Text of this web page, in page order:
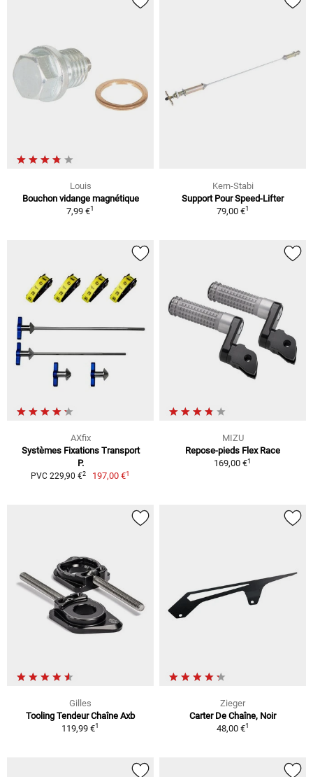
Louis
Bouchon vidange magnétique
7,99 €1
Kern-Stabi
Support Pour Speed-Lifter
79,00 €1
AXfix
Systèmes Fixations Transport
P.
PVC 229,90 €2 197,00 €1
MIZU
Repose-pieds Flex Race
169,00 €1
Gilles
Tooling Tendeur Chaîne Axb
119,99 €1
Zieger
Carter De Chaîne, Noir
48,00 €1